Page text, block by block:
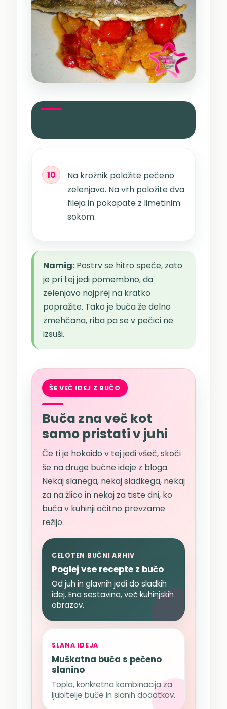
10
Na krožnik položite pečeno
zelenjavo. Na vrh položite dva
fileja in pokapate z limetinim
sokom.
Namig: Postrv se hitro speče, zato
je pri tej jedi pomembno, da
zelenjavo najprej na kratko
popražite. Tako je buča že delno
zmehčana, riba pa se v pečici ne
izsuši.
ŠE VEČ IDEJ Z BUČO
Buča zna več kot
samo pristati v juhi
Če ti je hokaido v tej jedi všeč, skoči
še na druge bučne ideje z bloga.
Nekaj slanega, nekaj sladkega, nekaj
za na žlico in nekaj za tiste dni, ko
buča v kuhinji očitno prevzame
režijo.
CELOTEN BUČNI ARHIV
Poglej vse recepte z bučo
Od juh in glavnih jedi do sladkih
idej. Ena sestavina, več kuhinjskih
obrazov.
SLANA IDEJA
Muškatna buča s pečeno
slanino
Topla, konkretna kombinacija za
ljubitelje buče in slanih dodatkov.